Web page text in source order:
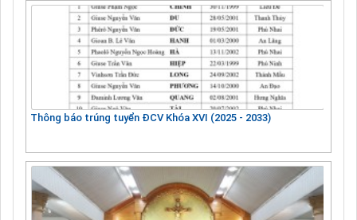
Thông báo trúng tuyển ĐCV Khóa XVI (2025 - 2033)